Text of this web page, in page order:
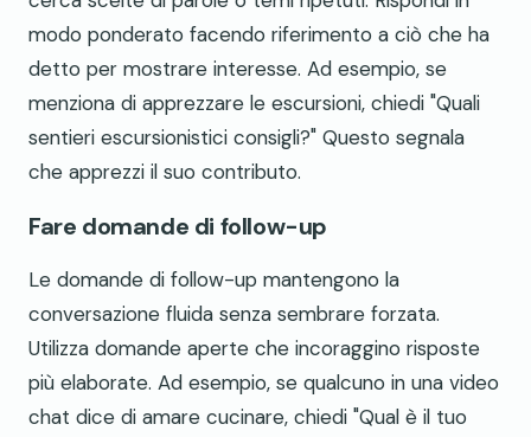
modo ponderato facendo riferimento a ciò che ha
detto per mostrare interesse. Ad esempio, se
menziona di apprezzare le escursioni, chiedi "Quali
sentieri escursionistici consigli?" Questo segnala
che apprezzi il suo contributo.
Fare domande di follow-up
Le domande di follow-up mantengono la
conversazione fluida senza sembrare forzata.
Utilizza domande aperte che incoraggino risposte
più elaborate. Ad esempio, se qualcuno in una video
chat dice di amare cucinare, chiedi "Qual è il tuo